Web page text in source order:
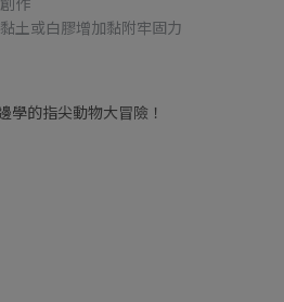
土或白膠增加黏附牢固力
學的指尖動物大冒險！